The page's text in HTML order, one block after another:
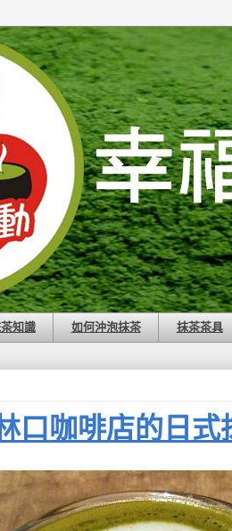
知識 如何沖泡抹茶 抹茶茶具
口咖啡店的日式